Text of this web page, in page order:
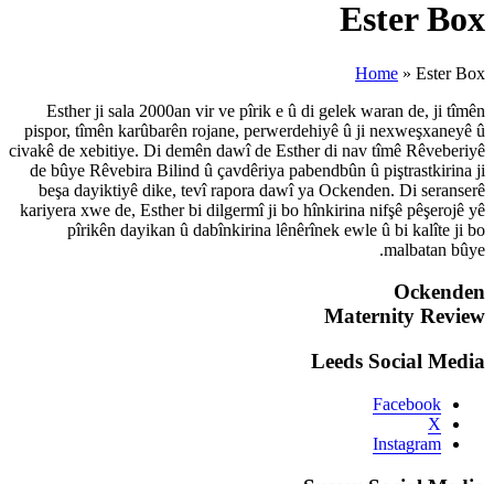
Esther ji sala 2000an vir ve
pispor, tîmên karûbarên
civakê de xebitiye. Di demên
de bûye Rêvebira Bilind û
beşa dayiktiyê dike, tevî
kariyera xwe de, Esther bi
pîrikên dayikan û